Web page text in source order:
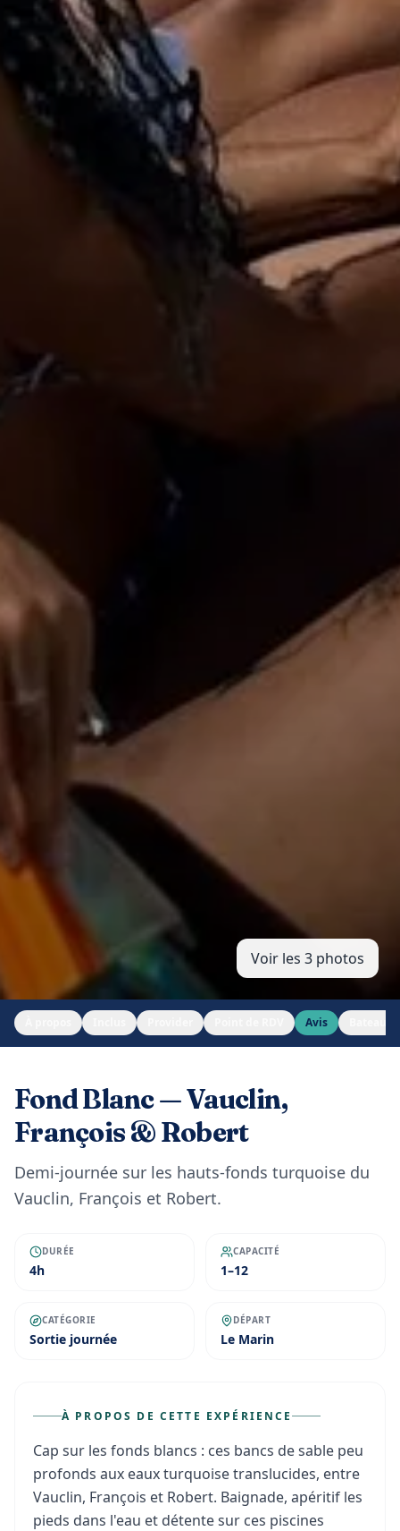
Voir les 3 photos
Avis
Fond Blanc — Vauclin,
François & Robert
Demi-journée sur les hauts-fonds turquoise du
Vauclin, François et Robert.
DURÉE
4h
CAPACITÉ
1–12
CATÉGORIE
Sortie journée
DÉPART
Le Marin
À PROPOS DE CETTE EXPÉRIENCE
Cap sur les fonds blancs : ces bancs de sable peu
profonds aux eaux turquoise translucides, entre
Vauclin, François et Robert. Baignade, apéritif les
pieds dans l'eau et détente sur ces piscines